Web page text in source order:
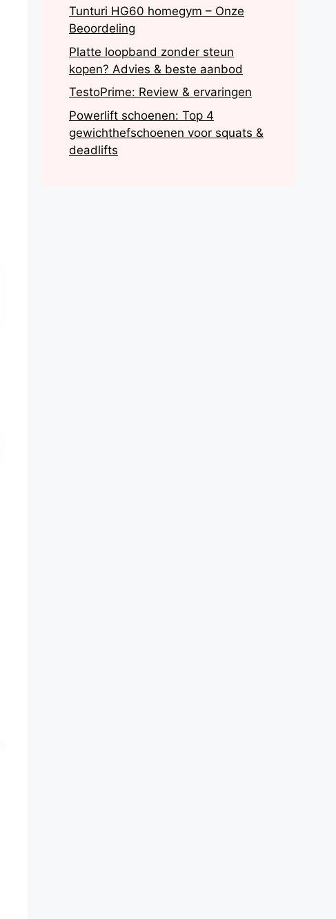
Tunturi HG60 homegym – Onze
Beoordeling
Platte loopband zonder steun
kopen? Advies & beste aanbod
TestoPrime: Review & ervaringen
Powerlift schoenen: Top 4
gewichthefschoenen voor squats &
deadlifts